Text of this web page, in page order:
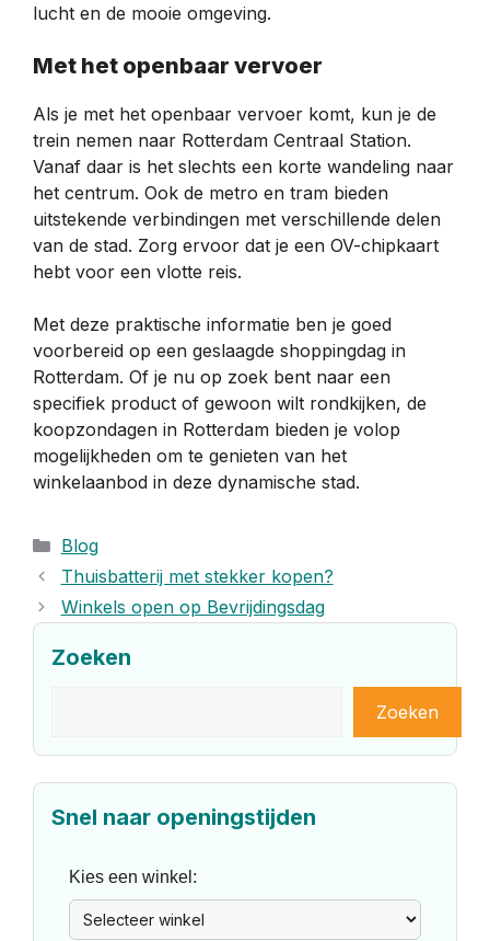
lucht en de mooie omgeving.
Met het openbaar vervoer
Als je met het openbaar vervoer komt, kun je de
trein nemen naar Rotterdam Centraal Station.
Vanaf daar is het slechts een korte wandeling naar
het centrum. Ook de metro en tram bieden
uitstekende verbindingen met verschillende delen
van de stad. Zorg ervoor dat je een OV-chipkaart
hebt voor een vlotte reis.
Met deze praktische informatie ben je goed
voorbereid op een geslaagde shoppingdag in
Rotterdam. Of je nu op zoek bent naar een
specifiek product of gewoon wilt rondkijken, de
koopzondagen in Rotterdam bieden je volop
mogelijkheden om te genieten van het
winkelaanbod in deze dynamische stad.
Categorieën
Blog
Thuisbatterij met stekker kopen?
Winkels open op Bevrijdingsdag
Zoeken
Zoeken
Snel naar openingstijden
Kies een winkel: